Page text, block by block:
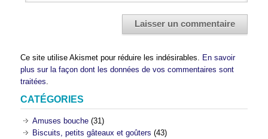
Ce site utilise Akismet pour réduire les indésirables.
En savoir
plus sur la façon dont les données de vos commentaires sont
traitées
CATÉGORIES
Amuses bouche (31)
Biscuits, petits gâteaux et goûters (43)